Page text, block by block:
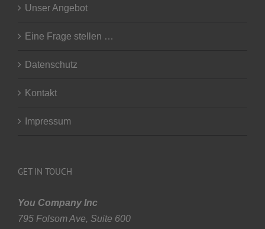
Unser Angebot
Eine Frage stellen …
Datenschutz
Kontakt
Impressum
GET IN TOUCH
You Company Inc
795 Folsom Ave, Suite 600